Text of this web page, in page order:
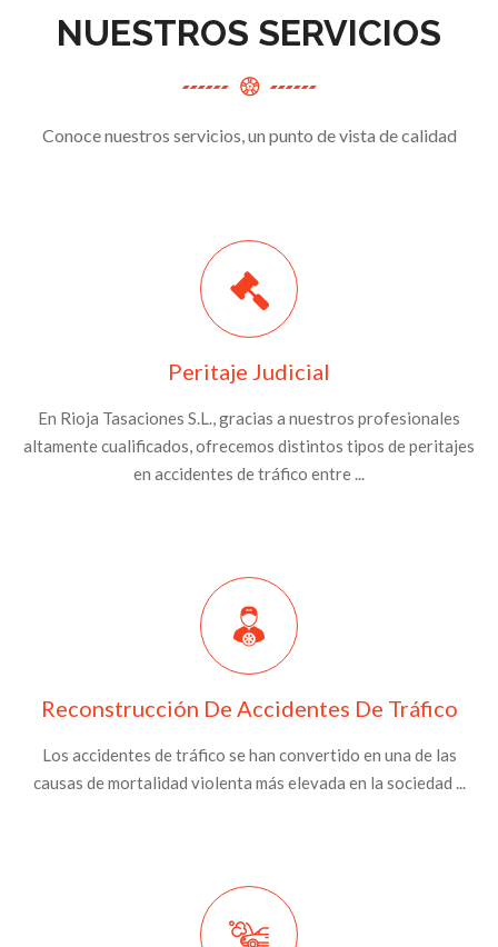
NUESTROS SERVICIOS
Conoce nuestros servicios, un punto de vista de calidad
Peritaje Judicial
En Rioja Tasaciones S.L., gracias a nuestros profesionales
altamente cualificados, ofrecemos distintos tipos de peritajes
en accidentes de tráfico entre ...
Reconstrucción De Accidentes De Tráfico
Los accidentes de tráfico se han convertido en una de las
causas de mortalidad violenta más elevada en la sociedad ...